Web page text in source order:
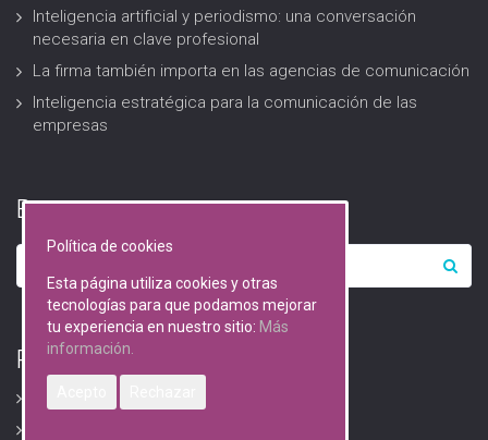
Inteligencia artificial y periodismo: una conversación
necesaria en clave profesional
La firma también importa en las agencias de comunicación
Inteligencia estratégica para la comunicación de las
empresas
Buscar…
RGPD (Protección de datos)
Política de cookies
Esta página utiliza cookies y otras
tecnologías para que podamos mejorar
tu experiencia en nuestro sitio: Más
información.